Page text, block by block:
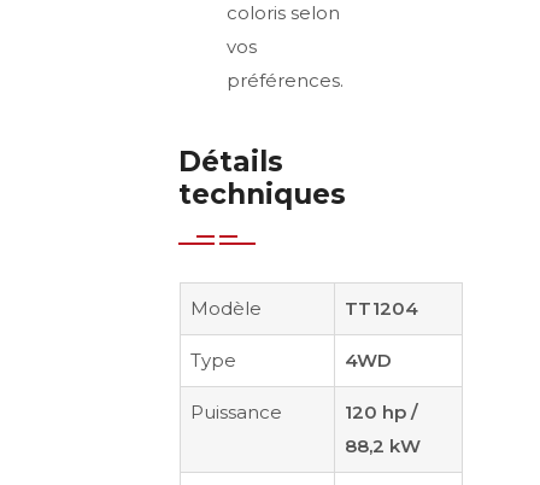
coloris selon
vos
préférences.
Détails
techniques
Modèle TT1204
Type 4WD
Puissance
120 hp /
88,2 kW